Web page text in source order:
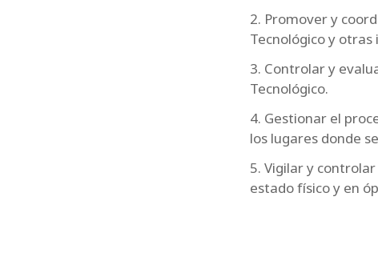
2. Promover y
Tecnológico y
3. Controlar y
Tecnológico.
4. Gestionar el
los lugares donde
5. Vigilar y
estado físico y en